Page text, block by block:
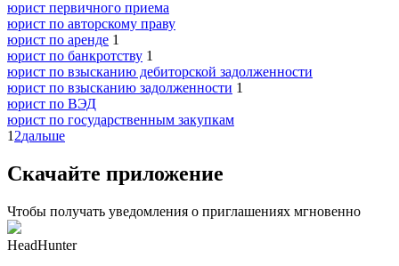
юрист первичного приема
юрист по авторскому праву
юрист по аренде 1
юрист по банкротству 1
юрист по взысканию дебиторской задолженности
юрист по взысканию задолженности 1
юрист по ВЭД
юрист по государственным закупкам
1 2дальше
Скачайте приложение
Чтобы получать уведомления о приглашениях мгновенно
HeadHunter